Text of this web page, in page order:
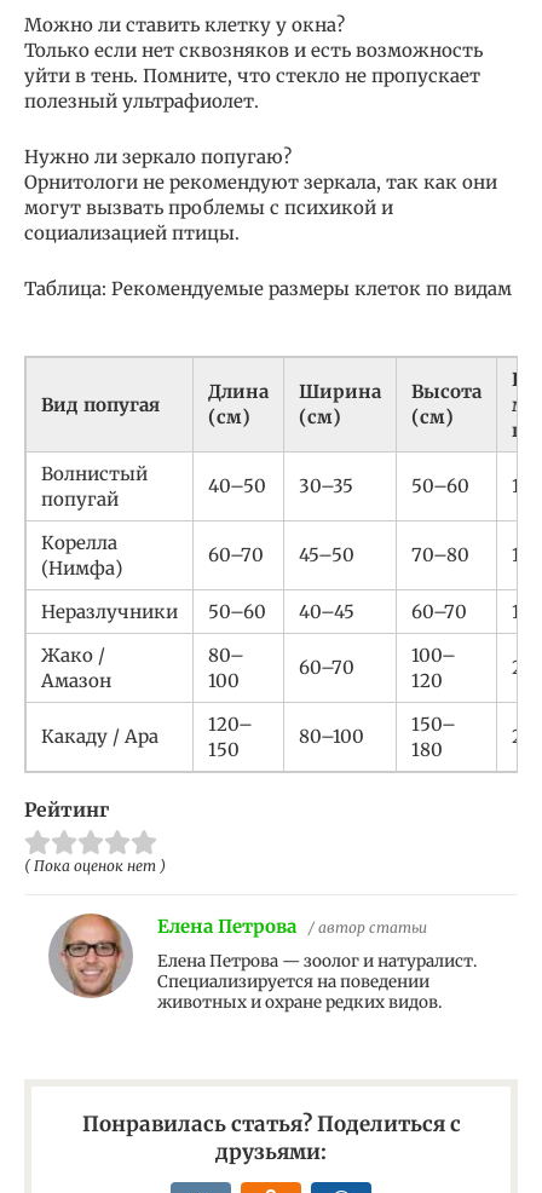
Можно ли ставить клетку у окна?
Только если нет сквозняков и есть возможность
уйти в тень. Помните, что стекло не пропускает
полезный ультрафиолет.
Нужно ли зеркало попугаю?
Орнитологи не рекомендуют зеркала, так как они
могут вызвать проблемы с психикой и
социализацией птицы.
Таблица: Рекомендуемые размеры клеток по видам
Вид попугая
Длина
(см)
Ширина
(см)
Высота
(см)
Волнистый
попугай
40–50 30–35 50–60
Корелла
(Нимфа)
60–70 45–50 70–80
Неразлучники 50–60 40–45 60–70
Жако /
Амазон
80–
100
60–70
100–
120
Какаду / Ара
120–
150
80–100
150–
180
Рейтинг
( Пока оценок нет )
Елена Петрова / автор статьи
Елена Петрова — зоолог и натуралист.
Специализируется на поведении
животных и охране редких видов.
Понравилась статья? Поделиться с
друзьями: